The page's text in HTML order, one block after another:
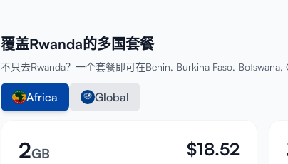
覆盖Rwanda的多国套餐
不只去Rwanda？一个套餐即可在Benin, Burkina Faso, Botswana,
Africa Global
2GB $18.52